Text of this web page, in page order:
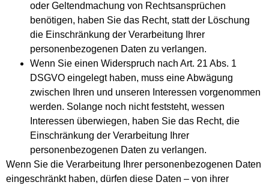
oder Geltendmachung von Rechtsansprüchen
benötigen, haben Sie das Recht, statt der Löschung
die Einschränkung der Verarbeitung Ihrer
personenbezogenen Daten zu verlangen.
Wenn Sie einen Widerspruch nach Art. 21 Abs. 1
DSGVO eingelegt haben, muss eine Abwägung
zwischen Ihren und unseren Interessen vorgenommen
werden. Solange noch nicht feststeht, wessen
Interessen überwiegen, haben Sie das Recht, die
Einschränkung der Verarbeitung Ihrer
personenbezogenen Daten zu verlangen.
Wenn Sie die Verarbeitung Ihrer personenbezogenen Daten
eingeschränkt haben, dürfen diese Daten – von ihrer